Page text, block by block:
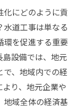
化にどのように貢
道工事は単なる
環を促進する重要
設備では、地元
で、地域内での経
り、地元企業や
地域全体の経済基